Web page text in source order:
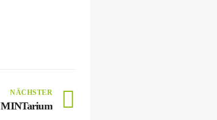
NÄCHSTER
MINTarium